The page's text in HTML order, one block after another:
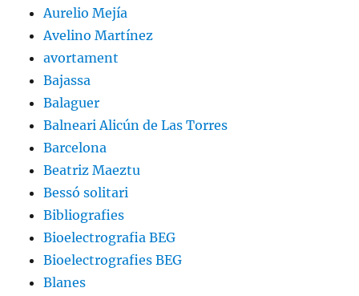
Aurelio Mejía
Avelino Martínez
avortament
Bajassa
Balaguer
Balneari Alicún de Las Torres
Barcelona
Beatriz Maeztu
Bessó solitari
Bibliografies
Bioelectrografia BEG
Bioelectrografies BEG
Blanes